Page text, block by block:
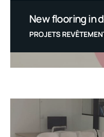
New flooring in
PROJETS